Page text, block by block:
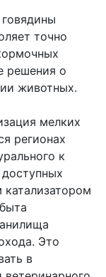
точно
решения о
животных.
мелких
регионах
к
Это
в